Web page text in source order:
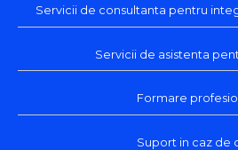
Servicii de consultanta pentru
Servicii de asistenta
Formare
Suport in caz de